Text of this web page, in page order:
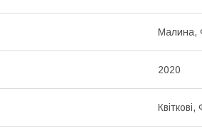
Малина,
2020
Квіткові,